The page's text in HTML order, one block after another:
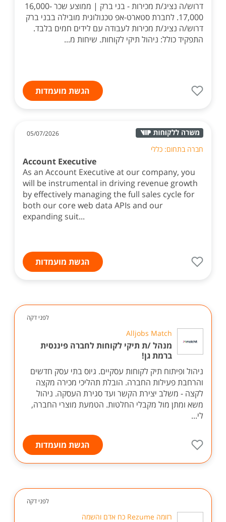
דרוש/ה נציג/ת מכירות - בני ברק | ממוצע שכר 16,000-
17,000. לחברת סטארט-אפ טכנולוגית מובילה בבני ברק
דרוש/ה נציג/ת מכירות לעבודה עם לידים חמים בלבד.
התפקיד כולל: ניהול תיקי לקוחות. שיחות מ...
הגשת מועמדות
05/07/2026
חברה בתחום: כללי
Account Executive
As an Account Executive at our company, you
will be instrumental in driving revenue growth
by effectively managing the full sales cycle for
both our core web data APIs and our
expanding suit...
הגשת מועמדות
לפני דקה
Alljobs Match
מנהל /ת תיקי לקוחות לחברה פיננסית
ברמת גן!
ניהול ופיתוח תיק לקוחות עסקיים. גיוס בתי עסק חדשים
והרחבת פעילות החברה. הובלת תהליכי מכירה מקצה
לקצה - משלב יצירת הקשר ועד סגירת העסקה. ניהול
משא ומתן מול מקבלי החלטות. הטמעת מוצרי החברה,
לי...
הגשת מועמדות
לפני דקה
רזומה Rezume כח אדם והשמה